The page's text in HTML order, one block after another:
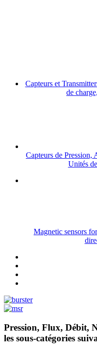
Capteurs et
de
Capteurs de Pression,
Unités
Magnetic sensors
Pression, Flux, Débit,
les sous-catégories